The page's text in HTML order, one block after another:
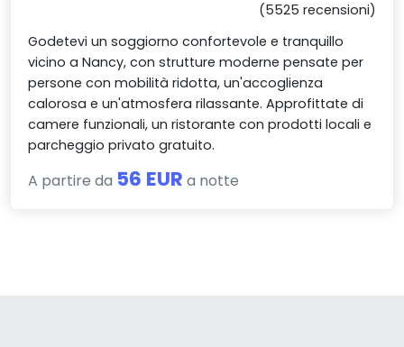
(5525 recensioni)
Godetevi un soggiorno confortevole e tranquillo
vicino a Nancy, con strutture moderne pensate per
persone con mobilità ridotta, un'accoglienza
calorosa e un'atmosfera rilassante. Approfittate di
camere funzionali, un ristorante con prodotti locali e
parcheggio privato gratuito.
A partire da 56 EUR a notte